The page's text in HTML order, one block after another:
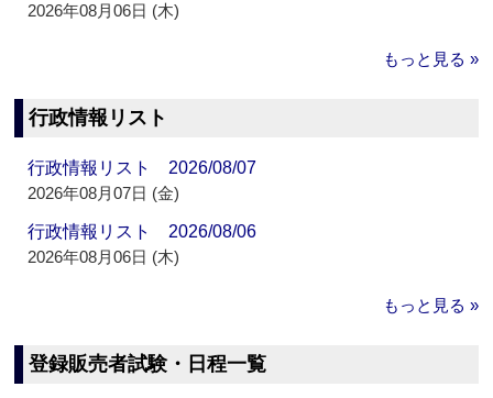
2026年08月06日 (木)
もっと見る »
行政情報リスト
行政情報リスト 2026/08/07
2026年08月07日 (金)
行政情報リスト 2026/08/06
2026年08月06日 (木)
もっと見る »
登録販売者試験・日程一覧